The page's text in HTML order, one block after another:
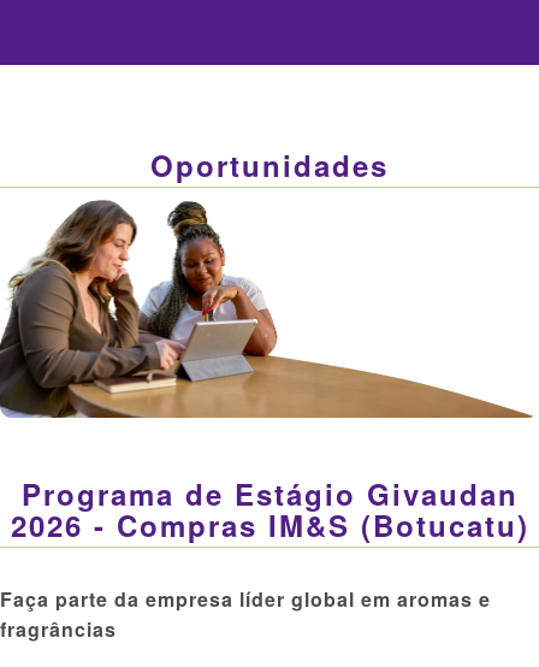
Oportunidades
Programa de Estágio Givaudan
2026 - Compras IM&S (Botucatu)
Faça parte da empresa líder global em aromas e
fragrâncias